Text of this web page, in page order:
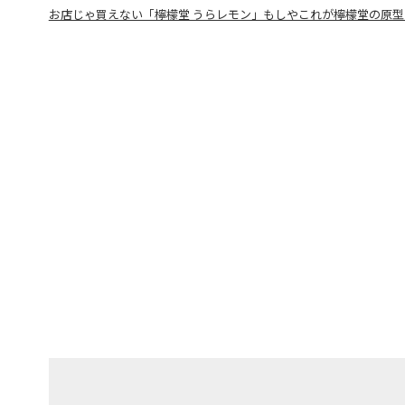
お店じゃ買えない「檸檬堂 うらレモン」もしやこれが檸檬堂の原